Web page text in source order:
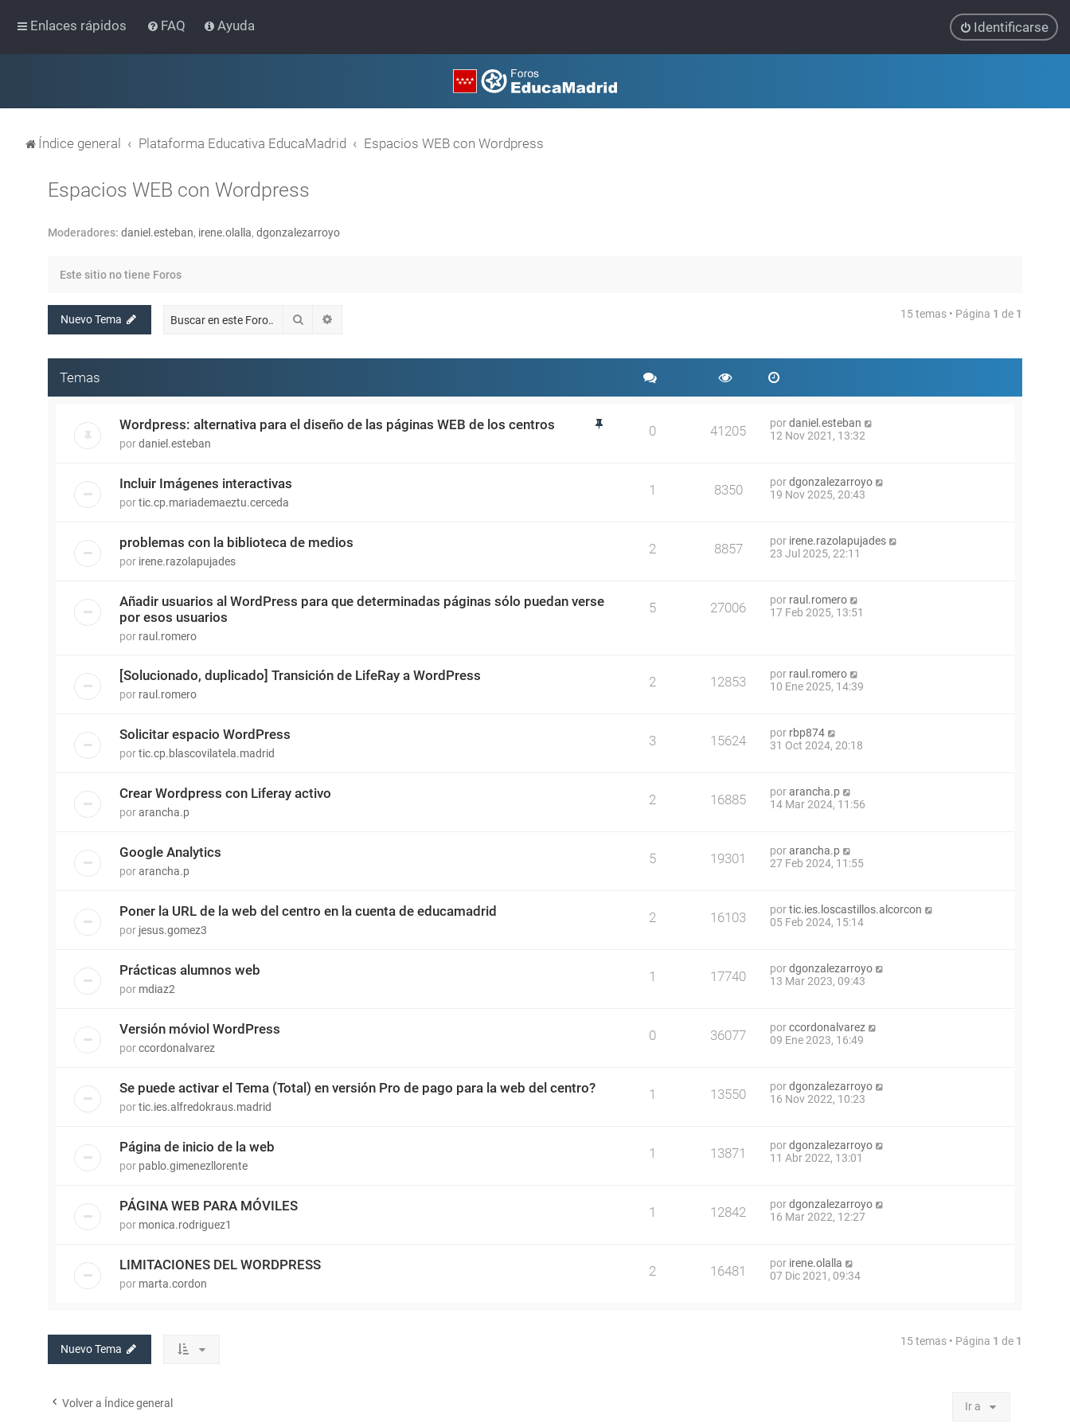
Enlaces rápidos FAQ Ayuda Identificarse
Índice general Plataforma Educativa EducaMadrid Espacios WEB con Wordpress
Espacios WEB con Wordpress
Moderadores: daniel.esteban, irene.olalla, dgonzalezarroyo
Este sitio no tiene Foros
Nuevo Tema Buscar 15 temas • Página 1 de 1
Temas
Wordpress: alternativa para el diseño de las páginas WEB de los centros
pordaniel.esteban
0 41205 pordaniel.esteban
12 Nov 2021, 13:32
Incluir Imágenes interactivas
portic.cp.mariademaeztu.cerceda
1 8350 pordgonzalezarroyo
19 Nov 2025, 20:43
problemas con la biblioteca de medios
por irene.razolapujades
2 8857 por irene.razolapujades
23 Jul 2025, 22:11
Añadir usuarios al WordPress para que determinadas páginas sólo puedan verse
por esos usuarios
por raul.romero
5 27006 por raul.romero
17 Feb 2025, 13:51
[Solucionado, duplicado] Transición de LifeRay a WordPress
por raul.romero
2 12853 por raul.romero
10 Ene 2025, 14:39
Solicitar espacio WordPress
portic.cp.blascovilatela.madrid
3 15624 por rbp874
31 Oct 2024, 20:18
Crear Wordpress con Liferay activo
porarancha.p
2 16885 porarancha.p
14 Mar 2024, 11:56
Google Analytics
porarancha.p
5 19301 porarancha.p
27 Feb 2024, 11:55
Poner la URL de la web del centro en la cuenta de educamadrid
por jesus.gomez3
2 16103 portic.ies.loscastillos.alcorcon
05 Feb 2024, 15:14
Prácticas alumnos web
por mdiaz2
1 17740 pordgonzalezarroyo
13 Mar 2023, 09:43
Versión móviol WordPress
porccordonalvarez
0 36077 porccordonalvarez
09 Ene 2023, 16:49
Se puede activar el Tema (Total) en versión Pro de pago para la web del centro?
portic.ies.alfredokraus.madrid
1 13550 pordgonzalezarroyo
16 Nov 2022, 10:23
Página de inicio de la web
por pablo.gimenezllorente
1 13871 pordgonzalezarroyo
11 Abr 2022, 13:01
PÁGINA WEB PARA MÓVILES
por monica.rodriguez1
1 12842 pordgonzalezarroyo
16 Mar 2022, 12:27
LIMITACIONES DEL WORDPRESS
por marta.cordon
2 16481 por irene.olalla
07 Dic 2021, 09:34
Nuevo Tema
15 temas • Página 1 de 1
Volver a Índice general Ir a